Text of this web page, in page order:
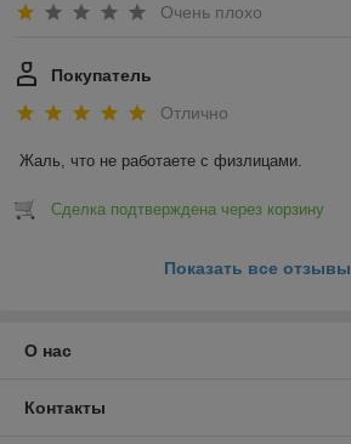
Очень плохо
Покупатель
Отлично
Жаль, что не работаете с физлицами.
Сделка подтверждена через корзину
Показать все отзывы
О нас
Контакты